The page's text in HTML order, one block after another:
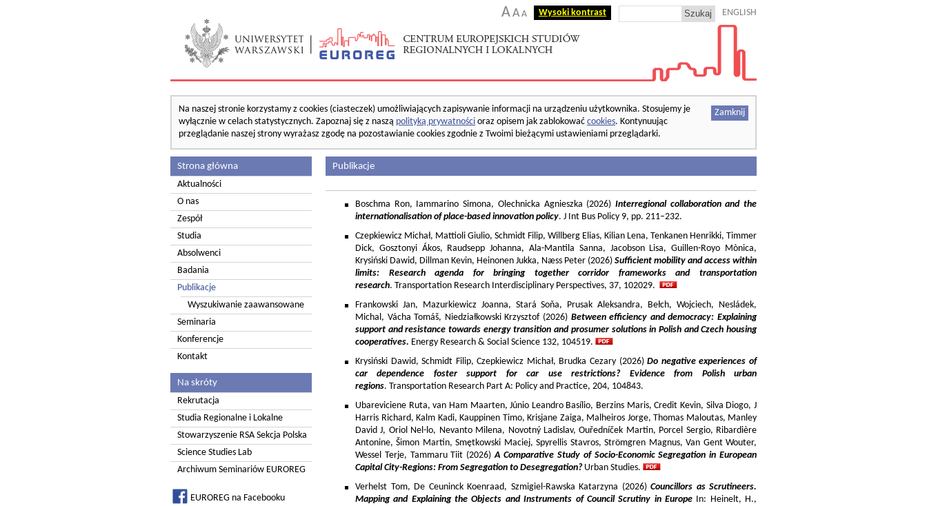
AA A Wysoki kontrast ENGLISH
Zamknij
Na naszej stronie korzystamy z cookies (ciasteczek) umożliwiających zapisywanie informacji na urządzeniu użytkownika. Stosujemy je
wyłącznie w celach statystycznych. Zapoznaj się z naszą polityką prywatności oraz opisem jak zablokować cookies. Kontynuując
przeglądanie naszej strony wyrażasz zgodę na pozostawianie cookies zgodnie z Twoimi bieżącymi ustawieniami przeglądarki.
Strona główna
Aktualności
O nas
Zespół
Studia
Absolwenci
Badania
Publikacje
Wyszukiwanie zaawansowane
Seminaria
Konferencje
Kontakt
Na skróty
Rekrutacja
Studia Regionalne i Lokalne
Stowarzyszenie RSA Sekcja Polska
Science Studies Lab
Archiwum Seminariów EUROREG
EUROREG na Facebooku
Publikacje
Boschma Ron, Iammarino Simona, Olechnicka Agnieszka (2026) Interregional collaboration and the
internationalisation of place-based innovation policy. J Int Bus Policy 9, pp. 211–232.
Czepkiewicz Michał, Mattioli Giulio, Schmidt Filip, Willberg Elias, Kilian Lena, Tenkanen Henrikki, Timmer
Dick, Gosztonyi Ákos, Raudsepp Johanna, Ala-Mantila Sanna, Jacobson Lisa, Guillen-Royo Mònica,
Krysiński Dawid, Dillman Kevin, Heinonen Jukka, Næss Peter (2026) Sufficient mobility and access within
limits: Research agenda for bringing together corridor frameworks and transportation
research. Transportation Research Interdisciplinary Perspectives, 37, 102029.
Frankowski Jan, Mazurkiewicz Joanna, Stará Soňa, Prusak Aleksandra, Bełch, Wojciech, Nesládek,
Michal, Vácha Tomáš, Niedziałkowski Krzysztof (2026) Between efficiency and democracy: Explaining
support and resistance towards energy transition and prosumer solutions in Polish and Czech housing
cooperatives. Energy Research & Social Science 132, 104519.
Krysiński Dawid, Schmidt Filip, Czepkiewicz Michał, Brudka Cezary (2026)Do negative experiences of
car dependence foster support for car use restrictions? Evidence from Polish urban
regions. Transportation Research Part A: Policy and Practice, 204, 104843.
Ubareviciene Ruta, van Ham Maarten, Júnio Leandro Basílio, Berzins Maris, Credit Kevin, Silva Diogo, J
Harris Richard, Kalm Kadi, Kauppinen Timo, Krisjane Zaiga, Malheiros Jorge, Thomas Maloutas, Manley
David J, Oriol Nel-lo, Nevanto Milena, Novotný Ladislav, Ouředníček Martin, Porcel Sergio, Ribardière
Antonine, Šimon Martin, Smętkowski Maciej, Spyrellis Stavros, Strömgren Magnus, Van Gent Wouter,
Wessel Terje, Tammaru Tiit (2026)A Comparative Study of Socio-Economic Segregation in European
Capital City-Regions: From Segregation to Desegregation?Urban Studies.
Verhelst Tom, De Ceuninck Koenraad, Szmigiel-Rawska Katarzyna (2026) Councillors as Scrutineers.
Mapping and Explaining the Objects and Instruments of Council Scrutiny in EuropeIn: Heinelt, H.,